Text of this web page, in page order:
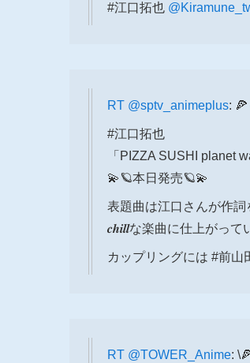
#江口拓也
RT @sptv_animeplus:
#江口拓也
「PIZZA SUSHI planet
💫🪐本日発売🪐💫
表題曲は江口さんが作
𝒄𝒉𝒊𝒍𝒍な楽曲に仕上がって
カップリングには #前
RT @TOWER_Anime: